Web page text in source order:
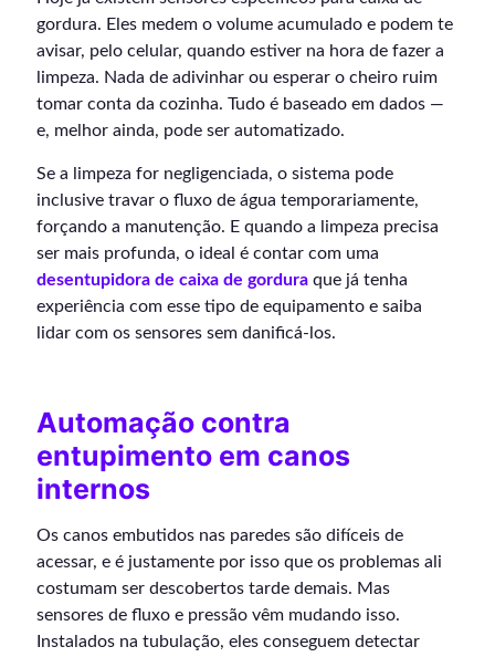
gordura. Eles medem o volume acumulado e podem te
avisar, pelo celular, quando estiver na hora de fazer a
limpeza. Nada de adivinhar ou esperar o cheiro ruim
tomar conta da cozinha. Tudo é baseado em dados —
e, melhor ainda, pode ser automatizado.
Se a limpeza for negligenciada, o sistema pode
inclusive travar o fluxo de água temporariamente,
forçando a manutenção. E quando a limpeza precisa
ser mais profunda, o ideal é contar com uma
desentupidora de caixa de gordura que já tenha
experiência com esse tipo de equipamento e saiba
lidar com os sensores sem danificá-los.
Automação contra
entupimento em canos
internos
Os canos embutidos nas paredes são difíceis de
acessar, e é justamente por isso que os problemas ali
costumam ser descobertos tarde demais. Mas
sensores de fluxo e pressão vêm mudando isso.
Instalados na tubulação, eles conseguem detectar